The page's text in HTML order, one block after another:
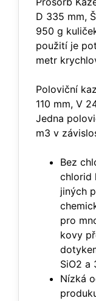
D 335 mm,
950 g
použití je
metr
Poloviční
110 mm, V
Jedna
m3 v
Bez
chlorid
jiných
pro
kovy
SiO2 a
Nízká